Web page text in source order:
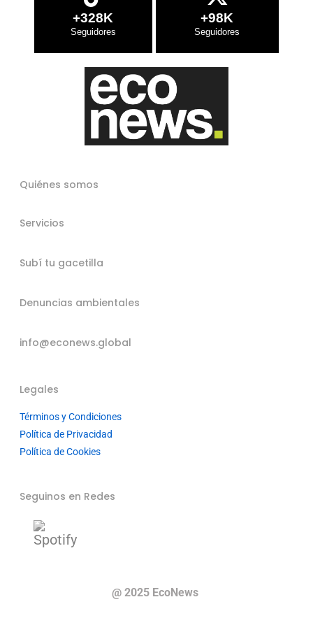
+328K +98K
Quiénes somos
Servicios
Subí tu gacetilla
Denuncias ambientales
info@econews.global
Legales
Términos y Condiciones
Política de Privacidad
Política de Cookies
Seguinos en Redes
@ 2025 EcoNews